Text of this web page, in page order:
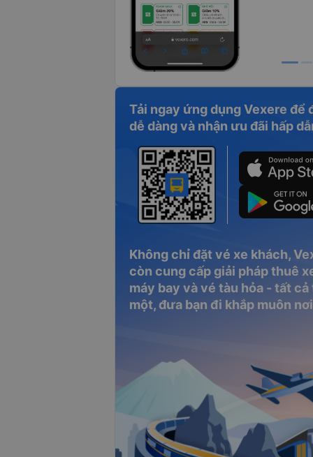
Tải ngay ứng dụng Vexere để
dễ dàng và nhận ưu đãi hấp
Không chỉ đặt vé xe khách,
còn cung cấp giải pháp thuê
máy bay và vé tàu hỏa - tất cả
một, đưa bạn đi khắp muôn
xe Hùng Tiến từ Phú Yên đi Sài Gònxe có hỗ trợ trung chuyển tận nơi ở Tuy
nhận đón khách trên dọc quốc lộ như chiều đi
đặt vé nhanh chóng và chọn các hình thức phù hợp.
lựa chọn xe giường nằm Hùng Tiến đi Tuy Hòa từ Sài Gòn
và điểm đến đều nằm gần trung tâm thành phố, và đều là bến xe lớn, phù hợp
khách có thể dễ dàng di chuyển các điểm khác.
cố định khoảng 17h - 18h hằng ngày.